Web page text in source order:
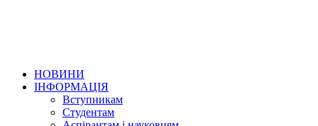
НОВИНИ
ІНФОРМАЦІЯ
Вступникам
Студентам